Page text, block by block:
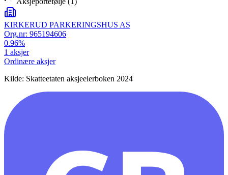
KIRKERUD PARKERINGSHUS AS
Org.nr: 965194606
0.96%
1 aksjer
Ordinære aksjer
Kilde: Skatteetaten aksjeeierboken 2024